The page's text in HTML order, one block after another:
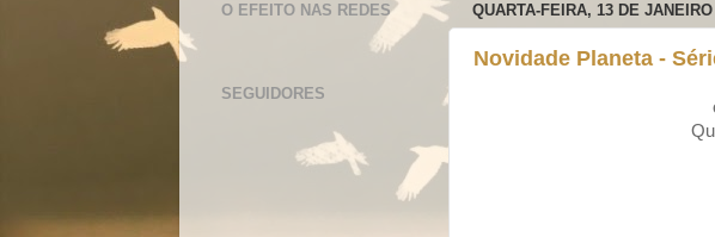
QUARTA-FEIRA, 13 DE
Novidade Planeta -
O EFEITO NAS REDES
SEGUIDORES